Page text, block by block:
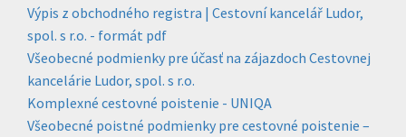
Výpis z obchodného registra | Cestovní kancelář Ludor,
spol. s r.o. - formát pdf
Všeobecné podmienky pre účasť na zájazdoch Cestovnej
kancelárie Ludor, spol. s r.o.
Komplexné cestovné poistenie - UNIQA
Všeobecné poistné podmienky pre cestovné poistenie –